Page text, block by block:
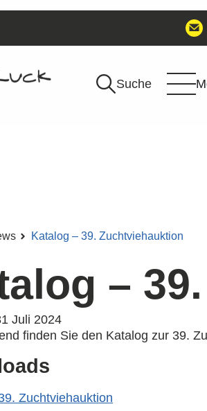
Suche
Katalog – 39. Zuchtviehauktion
–
Juli 2024
finden Sie den Katalog zur 39.
Zuchtviehauktion